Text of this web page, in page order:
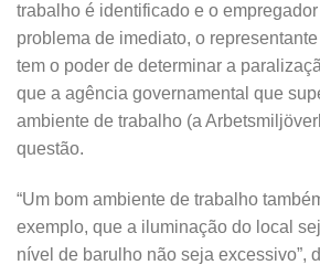
trabalho é identificado e o
problema de imediato, o
tem o poder de determinar a
que a agência governamental que
ambiente de trabalho (a
questão.
“Um bom ambiente de trabalho
exemplo, que a iluminação do local
nível de barulho não seja excessivo”,